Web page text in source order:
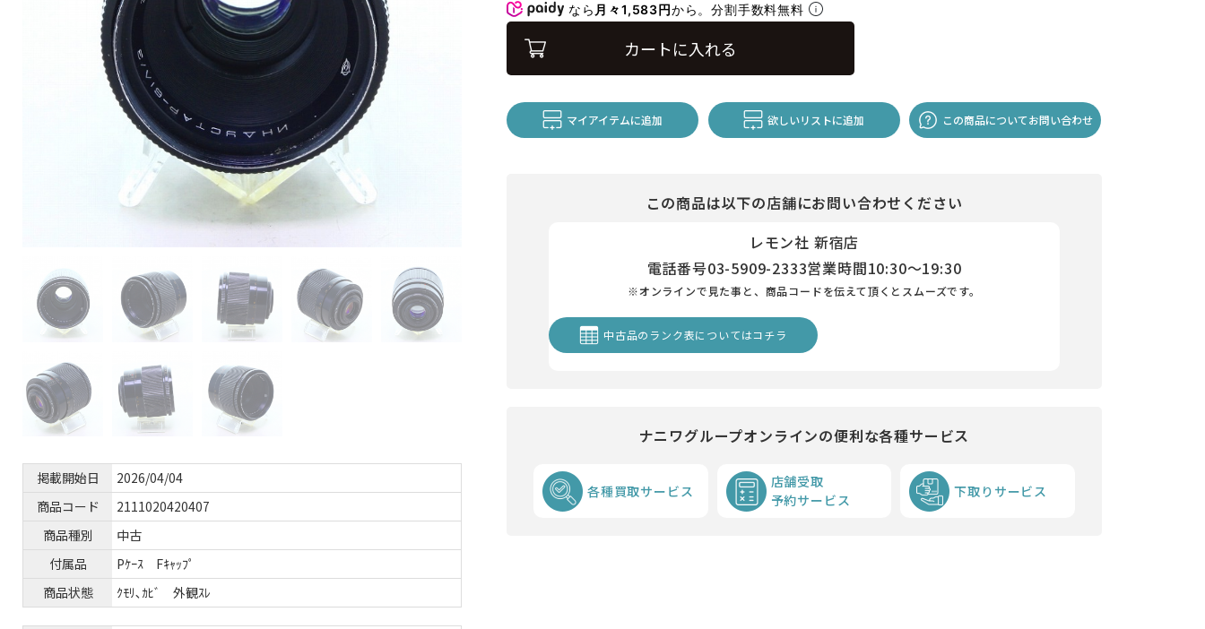
掲載開始日
2026/04/04
商品コード
2111020420407
商品種別
中古
付属品
Pｹｰｽ Fｷｬｯﾌﾟ
商品状態
ｸﾓﾘ､ｶﾋﾞ 外観ｽﾚ
なら 月々1,583円から。分割手数料無料
カートに入れる
マイアイテムに追加 欲しいリストに追加 この商品についてお問い合わせ
この商品は以下の店舗にお問い合わせください
レモン社 新宿店
電話番号03-5909-2333営業時間10:30～19:30
※オンラインで見た事と、商品コードを伝えて頂くとスムーズです。
中古品のランク表についてはコチラ
ナニワグループオンラインの便利な各種サービス
各種買取サービス
店舗受取
予約サービス
下取りサービス